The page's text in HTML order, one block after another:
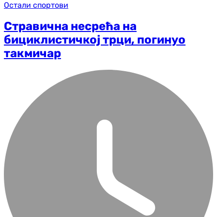
Остали спортови
Стравична несрећа на
бициклистичкој трци, погинуо
такмичар